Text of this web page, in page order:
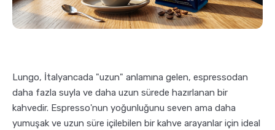
Çözünebilir Kahve
Hindiba Kahvesi
Öğütülmüş Kahve
Makine Temizleyiciler
Tartı ve Ölçüler
Termoslar
Lungo, İtalyancada "uzun" anlamına gelen, espressodan
daha fazla suyla ve daha uzun sürede hazırlanan bir
kahvedir. Espresso'nun yoğunluğunu seven ama daha
yumuşak ve uzun süre içilebilen bir kahve arayanlar için ideal